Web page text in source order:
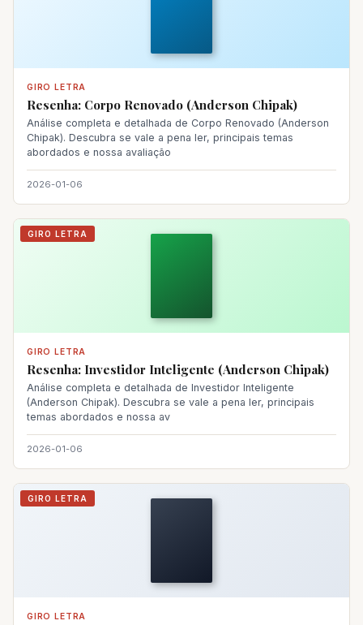
GIRO LETRA
Resenha: Corpo Renovado (Anderson Chipak)
Análise completa e detalhada de Corpo Renovado (Anderson
Chipak). Descubra se vale a pena ler, principais temas
abordados e nossa avaliação
2026-01-06
GIRO LETRA
GIRO LETRA
Resenha: Investidor Inteligente (Anderson Chipak)
Análise completa e detalhada de Investidor Inteligente
(Anderson Chipak). Descubra se vale a pena ler, principais
temas abordados e nossa av
2026-01-06
GIRO LETRA
GIRO LETRA